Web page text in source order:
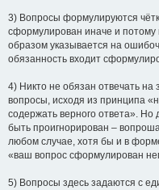
3) Вопросы формулируются
сформулирован иначе и
образом указывается на
обязанность входит
4) Никто не обязан отвечать
вопросы, исходя из принципа
содержать верного ответа».
быть проигнорирован –
любом случае, хотя бы и в
«ваш вопрос сформулирован
5) Вопросы здесь задаются с